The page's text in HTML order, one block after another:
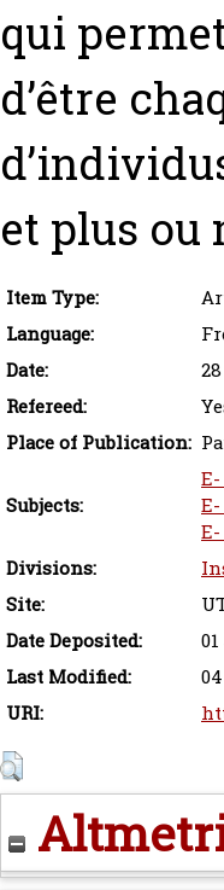
qui
d’être
et plus ou
Item Type:
Language:
Date:
Refereed:
Place of Publication:
Subjects:
Divisions:
Site:
Date Deposited:
Last Modified:
URI: